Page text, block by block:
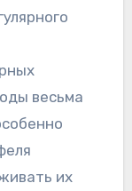
весьма
их